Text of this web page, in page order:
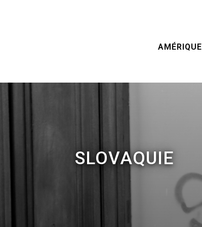
AMÉRIQUE
SLOVAQUIE